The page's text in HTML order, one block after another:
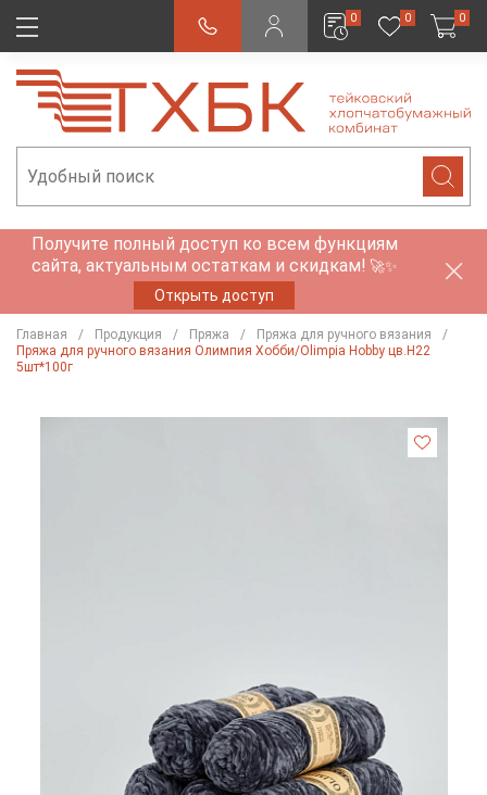
0 0 0
Получите полный доступ ко всем функциям
сайта, актуальным остаткам и скидкам! 🚀✨
Открыть доступ
Главная Продукция Пряжа
Пряжа для ручного вязания
Пряжа для ручного вязания Олимпия Хобби/Olimpia Hobby цв.Н22
5шт*100г